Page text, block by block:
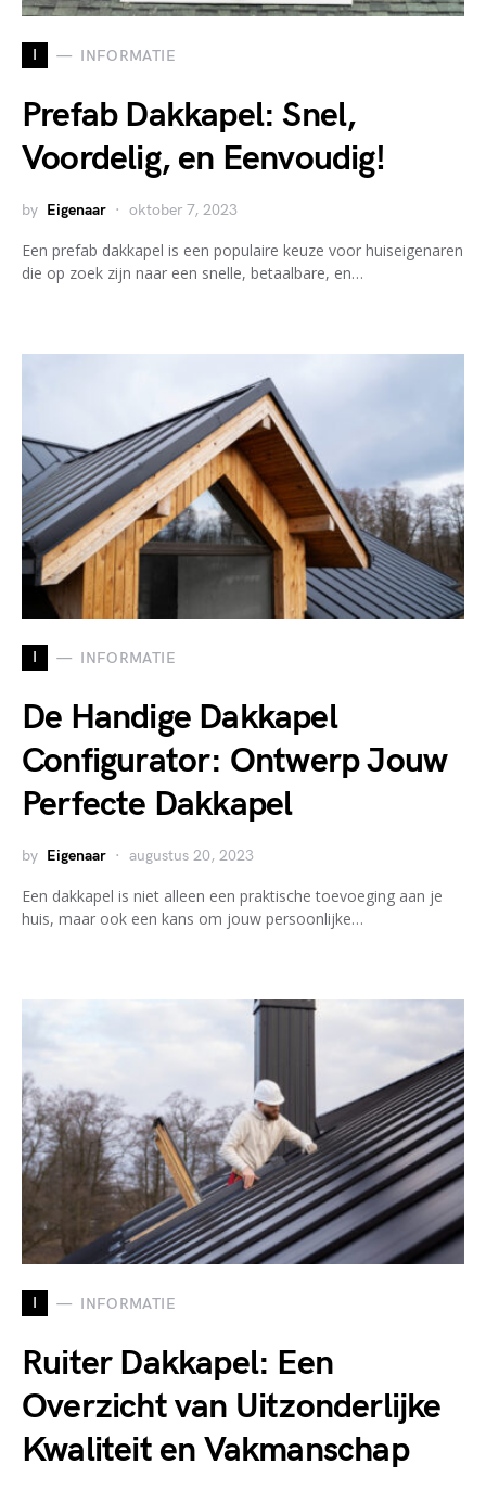
I INFORMATIE
Prefab Dakkapel: Snel,
Voordelig, en Eenvoudig!
by Eigenaar oktober 7, 2023
Een prefab dakkapel is een populaire keuze voor huiseigenaren
die op zoek zijn naar een snelle, betaalbare, en…
I INFORMATIE
De Handige Dakkapel
Configurator: Ontwerp Jouw
Perfecte Dakkapel
by Eigenaar augustus 20, 2023
Een dakkapel is niet alleen een praktische toevoeging aan je
huis, maar ook een kans om jouw persoonlijke…
I INFORMATIE
Ruiter Dakkapel: Een
Overzicht van Uitzonderlijke
Kwaliteit en Vakmanschap